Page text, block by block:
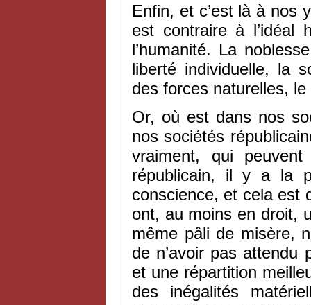
Enfin, et c’est là à nos
est contraire à l’idéal
l’humanité. La
liberté individuelle, la
des forces naturelles, le
Or, où est dans nos
nos sociétés
vraiment, qui
républicain, il y a la
conscience, et cela est
ont, au moins en droit,
même pâli de misère,
de n’avoir pas attendu
et une répartition
des inégalités